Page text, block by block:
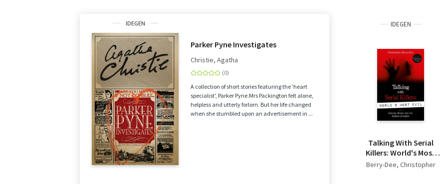
IDEGEN
Parker Pyne Investigates
Christie, Agatha
A collection of short stories featuring the 'heart
specialist', Parker Pyne.Mrs Packington felt alone,
helpless and utterly forlorn. But her life changed
when she stumbled upon an advertisement in ...
IDEGEN
Talking With Serial
Killers: World's Most
Evil
Berry-Dee, Christopher